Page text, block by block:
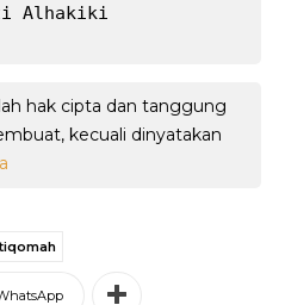
Alhakiki
hak cipta dan tanggung
kecuali dinyatakan